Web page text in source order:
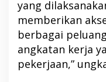
yang
memberikan
berbagai
angkatan kerja
pekerjaan,”